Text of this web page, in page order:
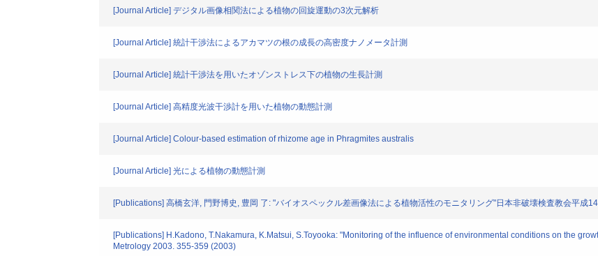
[Journal Article] デジタル画像相関法による植物の回旋運動の3次元解析
[Journal Article] 統計干渉法によるアカマツの根の成長の高密度ナノメータ計測
[Journal Article] 統計干渉法を用いたオゾンストレス下の植物の生長計測
[Journal Article] 高精度光波干渉計を用いた植物の動態計測
[Journal Article] Colour-based estimation of rhizome age in Phragmites australis
[Journal Article] 光による植物の動態計測
[Publications] 高橋玄洋, 門野博史, 豊岡 了: "バイオスペックル差画像法による植物活性のモニタリング"日本非破壊検査教会平成
[Publications] H.Kadono, T.Nakamura, K.Matsui, S.Toyooka: "Monitoring of the influence of environmental conditions on the
Metrology 2003. 355-359 (2003)